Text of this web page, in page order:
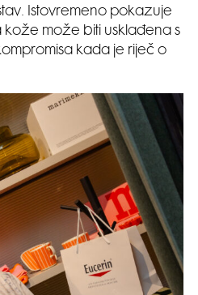
Istovremeno pokazuje
može biti usklađena s
kada je riječ o